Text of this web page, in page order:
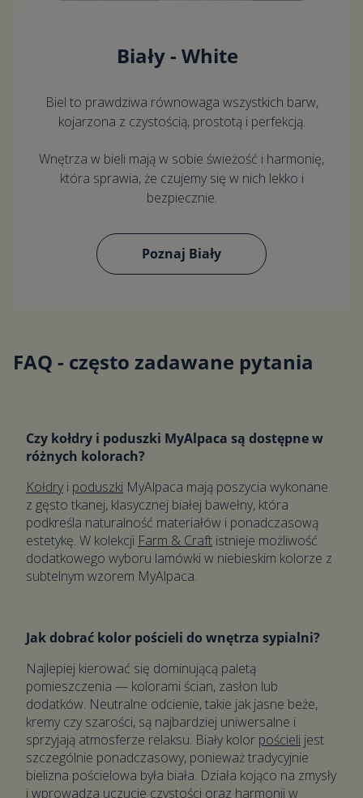
Biały - White
Biel to prawdziwa równowaga wszystkich barw,
kojarzona z czystością, prostotą i perfekcją.
Wnętrza w bieli mają w sobie świeżość i harmonię,
która sprawia, że czujemy się w nich lekko i
bezpiecznie.
Poznaj Biały
FAQ - często zadawane pytania
Czy kołdry i poduszki MyAlpaca są dostępne w
różnych kolorach?
Kołdry i poduszki MyAlpaca mają poszycia wykonane
z gęsto tkanej, klasycznej białej bawełny, która
podkreśla naturalność materiałów i ponadczasową
estetykę. W kolekcji Farm & Craft istnieje możliwość
dodatkowego wyboru lamówki w niebieskim kolorze z
subtelnym wzorem MyAlpaca.
Jak dobrać kolor pościeli do wnętrza sypialni?
Najlepiej kierować się dominującą paletą
pomieszczenia — kolorami ścian, zasłon lub
dodatków. Neutralne odcienie, takie jak jasne beże,
kremy czy szarości, są najbardziej uniwersalne i
sprzyjają atmosferze relaksu. Biały kolor pościeli jest
szczególnie ponadczasowy, ponieważ tradycyjnie
bielizna pościelowa była biała. Działa kojąco na zmysły
i wprowadza uczucie czystości oraz harmonii w